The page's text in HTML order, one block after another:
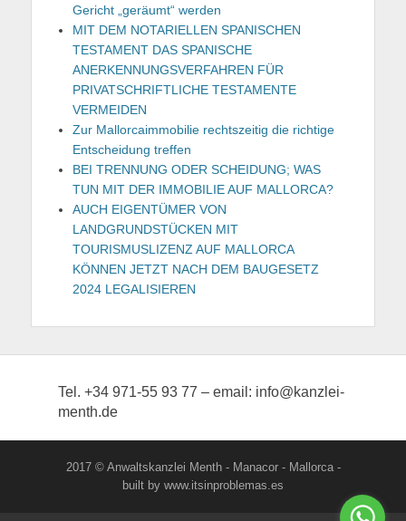
Gericht „geräumt“ werden
MIT DEM NOTARIELLEN SPANISCHEN
TESTAMENT DAS SPANISCHE
ANERKENNUNGSVERFAHREN FÜR
PRIVATSCHRIFTLICHE TESTAMENTE
VERMEIDEN
Zur Mallorcaimmobilie rechtszeitig die richtige
Entscheidung treffen
BEI TRENNUNG ODER SCHEIDUNG; WAS
TUN MIT DER IMMOBILIE AUF MALLORCA?
AUCH EIGENTÜMER VON
LANDGRUNDSTÜCKEN MIT
TOURISMUSLIZENZ AUF MALLORCA
KÖNNEN JETZT NACH DEM BAUGESETZ
2024 LEGALISIEREN
Tel. +34 971-55 93 77 – email: info@kanzlei-
menth.de
2017 © Anwaltskanzlei Menth - Manacor - Mallorca -
built by www.itsinproblemas.es